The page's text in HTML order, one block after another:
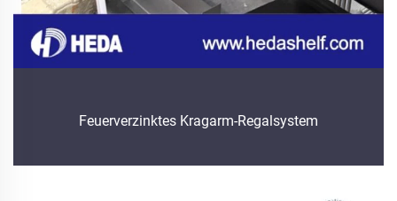
Feuerverzinktes Kragarm-Regalsystem